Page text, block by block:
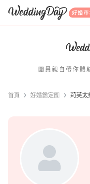
團員親自帶你體
首頁 好婚鑑定團 莉芙太